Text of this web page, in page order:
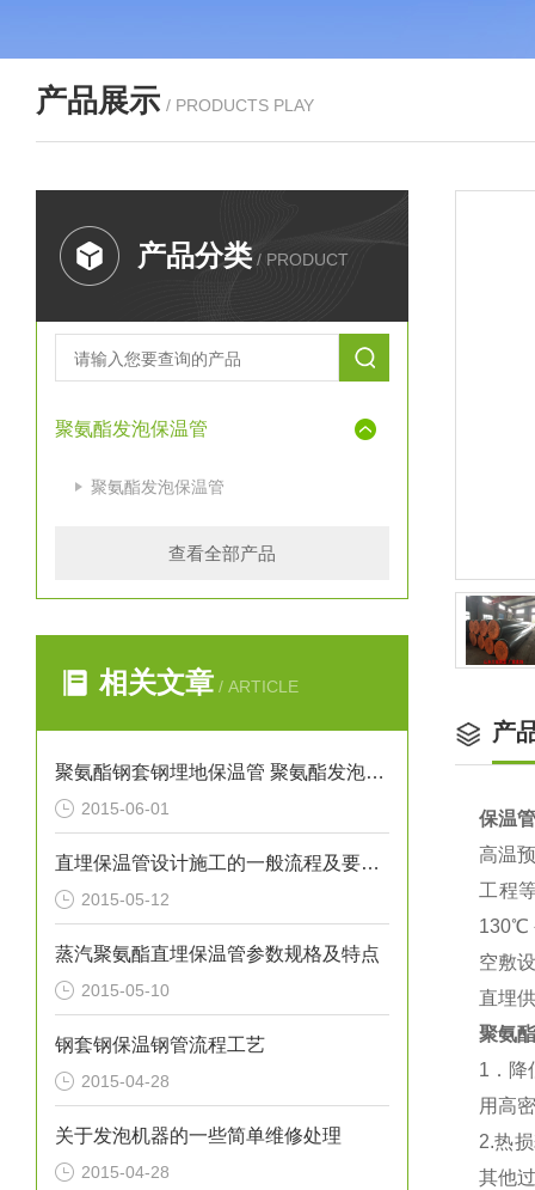
产品展示 / PRODUCTS PLAY
产品分类 / PRODUCT
聚氨酯发泡保温管
聚氨酯发泡保温管
查看全部产品
相关文章 / ARTICLE
聚氨酯钢套钢埋地保温管 聚氨酯发泡保温管
2015-06-01
直埋保温管设计施工的一般流程及要求注意事项
2015-05-12
蒸汽聚氨酯直埋保温管参数规格及特点
2015-05-10
钢套钢保温钢管流程工艺
2015-04-28
关于发泡机器的一些简单维修处理
2015-04-28
产
保温
高温
工程
130℃
空敷
直埋
聚氨
1 ．
用高
2.热
其他